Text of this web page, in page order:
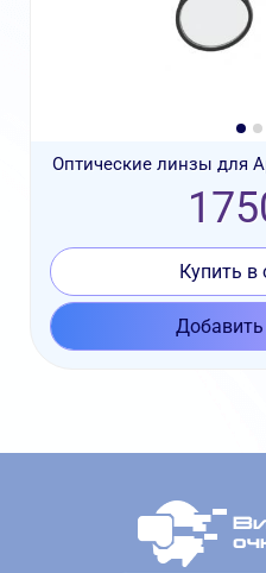
Оптические линзы для
Купить в